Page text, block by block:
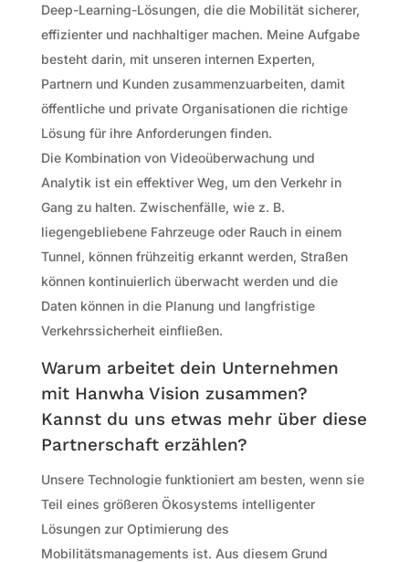
Deep-Learning-Lösungen, die die Mobilität sicherer,
effizienter und nachhaltiger machen. Meine Aufgabe
besteht darin, mit unseren internen Experten,
Partnern und Kunden zusammenzuarbeiten, damit
öffentliche und private Organisationen die richtige
Lösung für ihre Anforderungen finden.
Die Kombination von Videoüberwachung und
Analytik ist ein effektiver Weg, um den Verkehr in
Gang zu halten. Zwischenfälle, wie z. B.
liegengebliebene Fahrzeuge oder Rauch in einem
Tunnel, können frühzeitig erkannt werden, Straßen
können kontinuierlich überwacht werden und die
Daten können in die Planung und langfristige
Verkehrssicherheit einfließen.
Warum arbeitet dein Unternehmen
mit Hanwha Vision zusammen?
Kannst du uns etwas mehr über diese
Partnerschaft erzählen?
Unsere Technologie funktioniert am besten, wenn sie
Teil eines größeren Ökosystems intelligenter
Lösungen zur Optimierung des
Mobilitätsmanagements ist. Aus diesem Grund